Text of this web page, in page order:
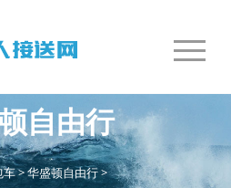
自由行
车>华盛顿自由行>